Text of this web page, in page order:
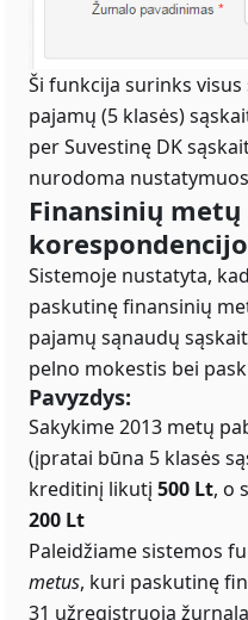
Ši funkcija surinks
pajamų (5 klasės)
per Suvestinę DK
nurodoma
Finansinių
Sistemoje nustatyta,
paskutinę finansinių
pajamų sąnaudų
pelno mokestis bei
Pavyzdys:
Sakykime 2013 metų
(įpratai būna 5 klasės
kreditinį likutį 500 Lt, o
200 Lt
Paleidžiame sistemos
metus, kuri paskutinę
31 užregistruoja